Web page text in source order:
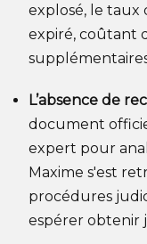
explosé, le taux
expiré, coûtant
L’absence de
document
expert pour
Maxime s'est
procédures
espérer obtenir